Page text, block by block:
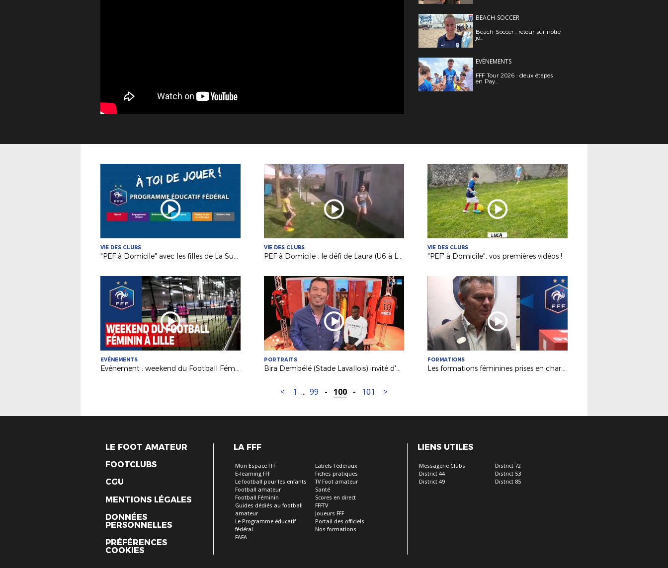
BEACH-SOCCER
Beach Soccer : retour sur notre
jo...
EVÉNEMENTS
FFF Tour 2026 : deux étapes
en Pay...
VIE DES CLUBS
"PEF à Domicile" avec les filles de La Suze FC !
VIE DES CLUBS
PEF à Domicile : le défi de Laura (U6 à La Gaubretière) !
VIE DES CLUBS
"PEF' à Domicile", vos premières vidéos !
EVÉNEMENTS
Evénement : weekend du Football Féminin
PORTRAITS
Bira Dembélé (Stade Lavallois) invité d'USBFoot France 3
FORMATIONS
Les formations féminines prises en charge grâce à Synergie !
< 1 ... 99 - 100 - 101 >
LE FOOT AMATEUR
FOOTCLUBS
CGU
MENTIONS LÉGALES
DONNÉES
PERSONNELLES
PRÉFÉRENCES
COOKIES
LA FFF
Mon Espace FFF
E-learning FFF
Le football pour les enfants
Football amateur
Football Féminin
Guides dédiés au football
amateur
Le Programme éducatif
fédéral
FAFA
Labels Fédéraux
Fiches pratiques
TV Foot amateur
Santé
Scores en direct
FFFTV
Joueurs FFF
Portail des officiels
Nos formations
LIENS UTILES
Messagerie Clubs
District 44
District 49
District 72
District 53
District 85